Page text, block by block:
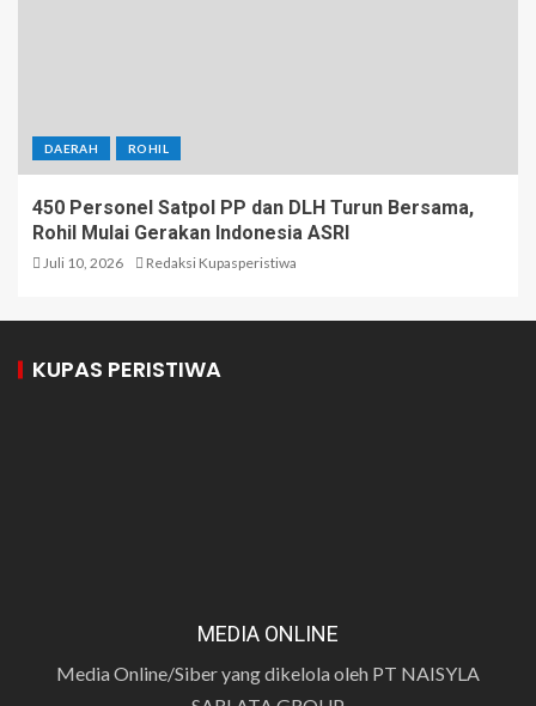
DAERAH ROHIL
450 Personel Satpol PP dan DLH Turun Bersama,
Rohil Mulai Gerakan Indonesia ASRI
Juli 10, 2026 Redaksi Kupasperistiwa
KUPAS PERISTIWA
MEDIA ONLINE
Media Online/Siber yang dikelola oleh PT NAISYLA